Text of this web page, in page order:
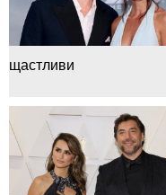
щастливи